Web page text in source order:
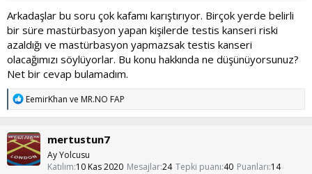
l
t
a
n
t
r
i
h
i
Arkadaşlar bu soru çok kafamı karıştırıyor. Birçok yerde belirli
bir süre mastürbasyon yapan kişilerde testis kanseri riski
azaldığı ve mastürbasyon yapmazsak testis kanseri
olacağımızı söylüyorlar. Bu konu hakkında ne düşünüyorsunuz?
Net bir cevap bulamadım.
T
p
k
i
l
e
EemirKhan ve MR.NO FAP
mertustun7
Ay Yolcusu
Katılım 10 Kas 2020 Mesajlar24 Tepki puanı 40 Puanları 14